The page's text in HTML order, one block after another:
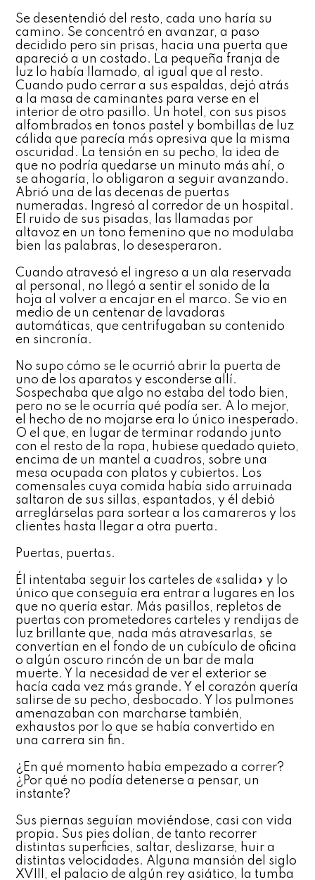
Se desentendió del resto, cada uno haría su
camino. Se concentró en avanzar, a paso
decidido pero sin prisas, hacia una puerta que
apareció a un costado. La pequeña franja de
luz lo había llamado, al igual que al resto.
Cuando pudo cerrar a sus espaldas, dejó atrás
a la masa de caminantes para verse en el
interior de otro pasillo. Un hotel, con sus pisos
alfombrados en tonos pastel y bombillas de luz
cálida que parecía más opresiva que la misma
oscuridad. La tensión en su pecho, la idea de
que no podría quedarse un minuto más ahí, o
se ahogaría, lo obligaron a seguir avanzando.
Abrió una de las decenas de puertas
numeradas. Ingresó al corredor de un hospital.
El ruido de sus pisadas, las llamadas por
altavoz en un tono femenino que no modulaba
bien las palabras, lo desesperaron.
Cuando atravesó el ingreso a un ala reservada
al personal, no llegó a sentir el sonido de la
hoja al volver a encajar en el marco. Se vio en
medio de un centenar de lavadoras
automáticas, que centrifugaban su contenido
en sincronía.
No supo cómo se le ocurrió abrir la puerta de
uno de los aparatos y esconderse allí.
Sospechaba que algo no estaba del todo bien,
pero no se le ocurría qué podía ser. A lo mejor,
el hecho de no mojarse era lo único inesperado.
O el que, en lugar de terminar rodando junto
con el resto de la ropa, hubiese quedado quieto,
encima de un mantel a cuadros, sobre una
mesa ocupada con platos y cubiertos. Los
comensales cuya comida había sido arruinada
saltaron de sus sillas, espantados, y él debió
arreglárselas para sortear a los camareros y los
clientes hasta llegar a otra puerta.
Puertas, puertas.
Él intentaba seguir los carteles de «salida» y lo
único que conseguía era entrar a lugares en los
que no quería estar. Más pasillos, repletos de
puertas con prometedores carteles y rendijas de
luz brillante que, nada más atravesarlas, se
convertían en el fondo de un cubículo de oficina
o algún oscuro rincón de un bar de mala
muerte. Y la necesidad de ver el exterior se
hacía cada vez más grande. Y el corazón quería
salirse de su pecho, desbocado. Y los pulmones
amenazaban con marcharse también,
exhaustos por lo que se había convertido en
una carrera sin fin.
¿En qué momento había empezado a correr?
¿Por qué no podía detenerse a pensar, un
instante?
Sus piernas seguían moviéndose, casi con vida
propia. Sus pies dolían, de tanto recorrer
distintas superficies, saltar, deslizarse, huir a
distintas velocidades. Alguna mansión del siglo
XVIII, el palacio de algún rey asiático, la tumba